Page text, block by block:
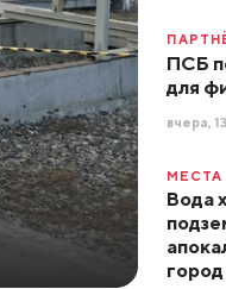
ПСБ
для
вчера,
МЕСТА
Вода